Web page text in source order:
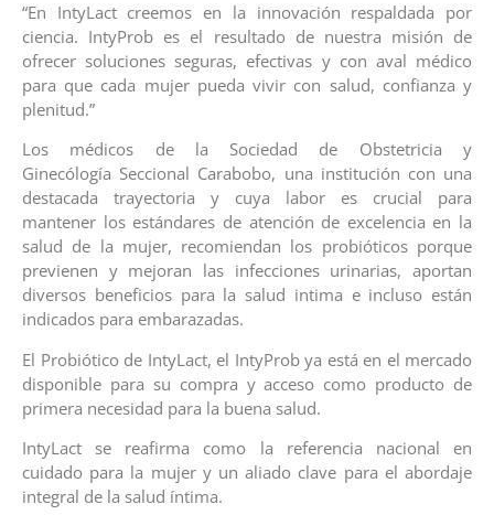
“En IntyLact creemos en la innovación respaldada por
ciencia. IntyProb es el resultado de nuestra misión de
ofrecer soluciones seguras, efectivas y con aval médico
para que cada mujer pueda vivir con salud, confianza y
plenitud.”
Los médicos de la Sociedad de Obstetricia y
Ginecólogía Seccional Carabobo, una institución con una
destacada trayectoria y cuya labor es crucial para
mantener los estándares de atención de excelencia en la
salud de la mujer, recomiendan los probióticos porque
previenen y mejoran las infecciones urinarias, aportan
diversos beneficios para la salud intima e incluso están
indicados para embarazadas.
El Probiótico de IntyLact, el IntyProb ya está en el mercado
disponible para su compra y acceso como producto de
primera necesidad para la buena salud.
IntyLact se reafirma como la referencia nacional en
cuidado para la mujer y un aliado clave para el abordaje
integral de la salud íntima.